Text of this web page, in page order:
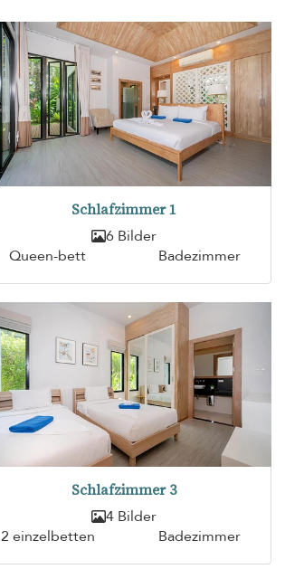
Schlafzimmer 1
6 Bilder
Queen-bett
Badezimmer
Schlafzimmer 3
4 Bilder
2 einzelbetten
Badezimmer